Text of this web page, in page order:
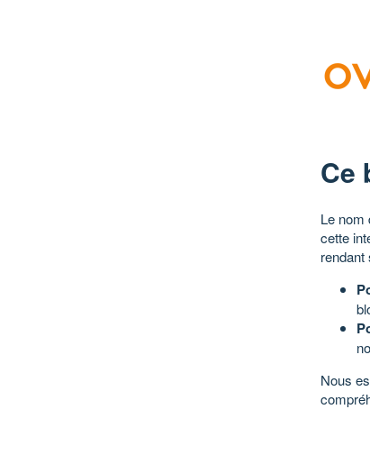
Ce
Le nom
cette
rendant
Nous